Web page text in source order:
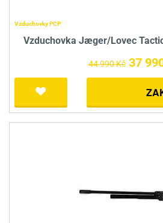
Vzduchovky PCP
Vzduchovka Jæger/Lovec
44 990 Kč 37